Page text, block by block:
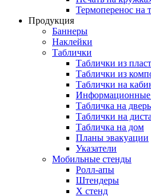
Термоперенос на
Продукция
Баннеры
Наклейки
Таблички
Таблички из
Таблички из
Таблички на
Информационные
Табличка на дверь
Таблички на
Табличка на дом
Планы эвакуации
Указатели
Мобильные стенды
Ролл-апы
Штендеры
Х стенд